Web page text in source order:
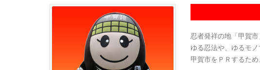
忍者発祥の地「甲賀
ゆる忍法や、ゆるモノ
甲賀市をＰＲするため